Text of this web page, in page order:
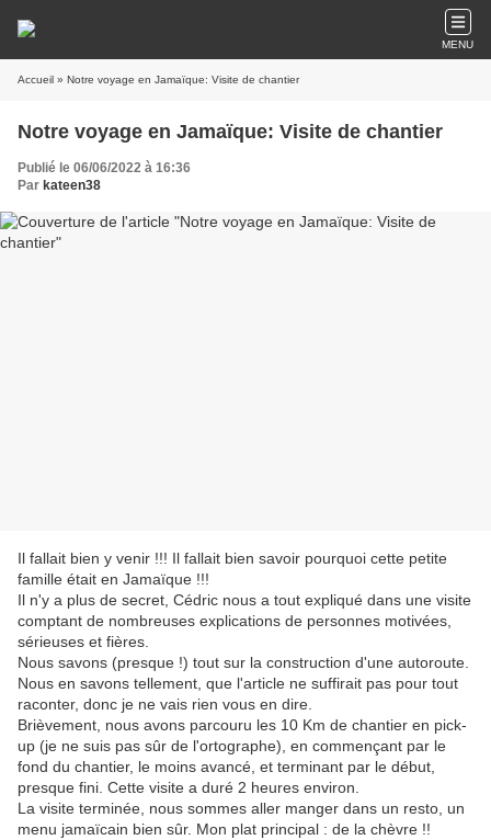
MENU
Accueil » Notre voyage en Jamaïque: Visite de chantier
Notre voyage en Jamaïque: Visite de chantier
Publié le 06/06/2022 à 16:36
Par kateen38
Il fallait bien y venir !!! Il fallait bien savoir pourquoi cette petite
famille était en Jamaïque !!!
Il n'y a plus de secret, Cédric nous a tout expliqué dans une visite
comptant de nombreuses explications de personnes motivées,
sérieuses et fières.
Nous savons (presque !) tout sur la construction d'une autoroute.
Nous en savons tellement, que l'article ne suffirait pas pour tout
raconter, donc je ne vais rien vous en dire.
Brièvement, nous avons parcouru les 10 Km de chantier en pick-
up (je ne suis pas sûr de l'ortographe), en commençant par le
fond du chantier, le moins avancé, et terminant par le début,
presque fini. Cette visite a duré 2 heures environ.
La visite terminée, nous sommes aller manger dans un resto, un
menu jamaïcain bien sûr. Mon plat principal : de la chèvre !!